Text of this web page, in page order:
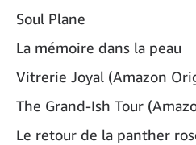
Soul Plane
La mémoire dans la peau
Vitrerie Joyal (Amazon
The Grand-Ish Tour
Le retour de la panther